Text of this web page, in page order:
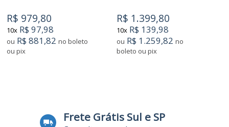
R$ 979,80
10x R$ 97,98
ou R$ 881,82 no boleto
ou pix
R$ 1.399,80
10x R$ 139,98
ou R$ 1.259,82 no
boleto ou pix
Frete Grátis Sul e SP